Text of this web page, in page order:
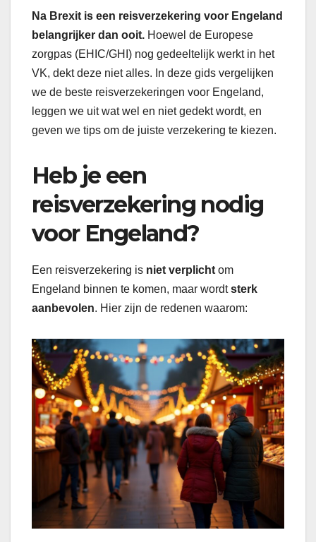
Na Brexit is een reisverzekering voor Engeland
belangrijker dan ooit. Hoewel de Europese
zorgpas (EHIC/GHI) nog gedeeltelijk werkt in het
VK, dekt deze niet alles. In deze gids vergelijken
we de beste reisverzekeringen voor Engeland,
leggen we uit wat wel en niet gedekt wordt, en
geven we tips om de juiste verzekering te kiezen.
Heb je een
reisverzekering nodig
voor Engeland?
Een reisverzekering is niet verplicht om
Engeland binnen te komen, maar wordtsterk
aanbevolen. Hier zijn de redenen waarom: